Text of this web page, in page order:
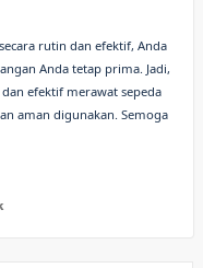
rutin dan efektif, Anda
Anda tetap prima. Jadi,
efektif merawat sepeda
aman digunakan. Semoga